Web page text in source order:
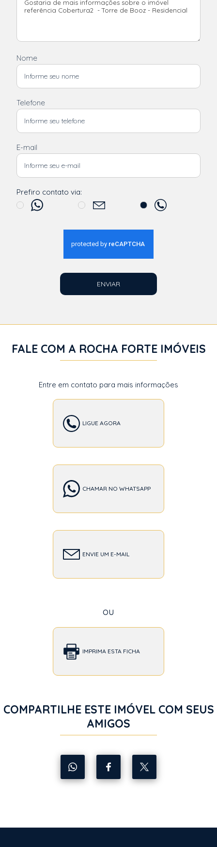
Nome
Telefone
E-mail
Prefiro contato via:
ENVIAR
FALE COM A ROCHA FORTE IMÓVEIS
Entre em contato para mais informações
LIGUE AGORA
CHAMAR NO WHATSAPP
ENVIE UM E-MAIL
ou
IMPRIMA ESTA FICHA
COMPARTILHE ESTE IMÓVEL COM SEUS
AMIGOS